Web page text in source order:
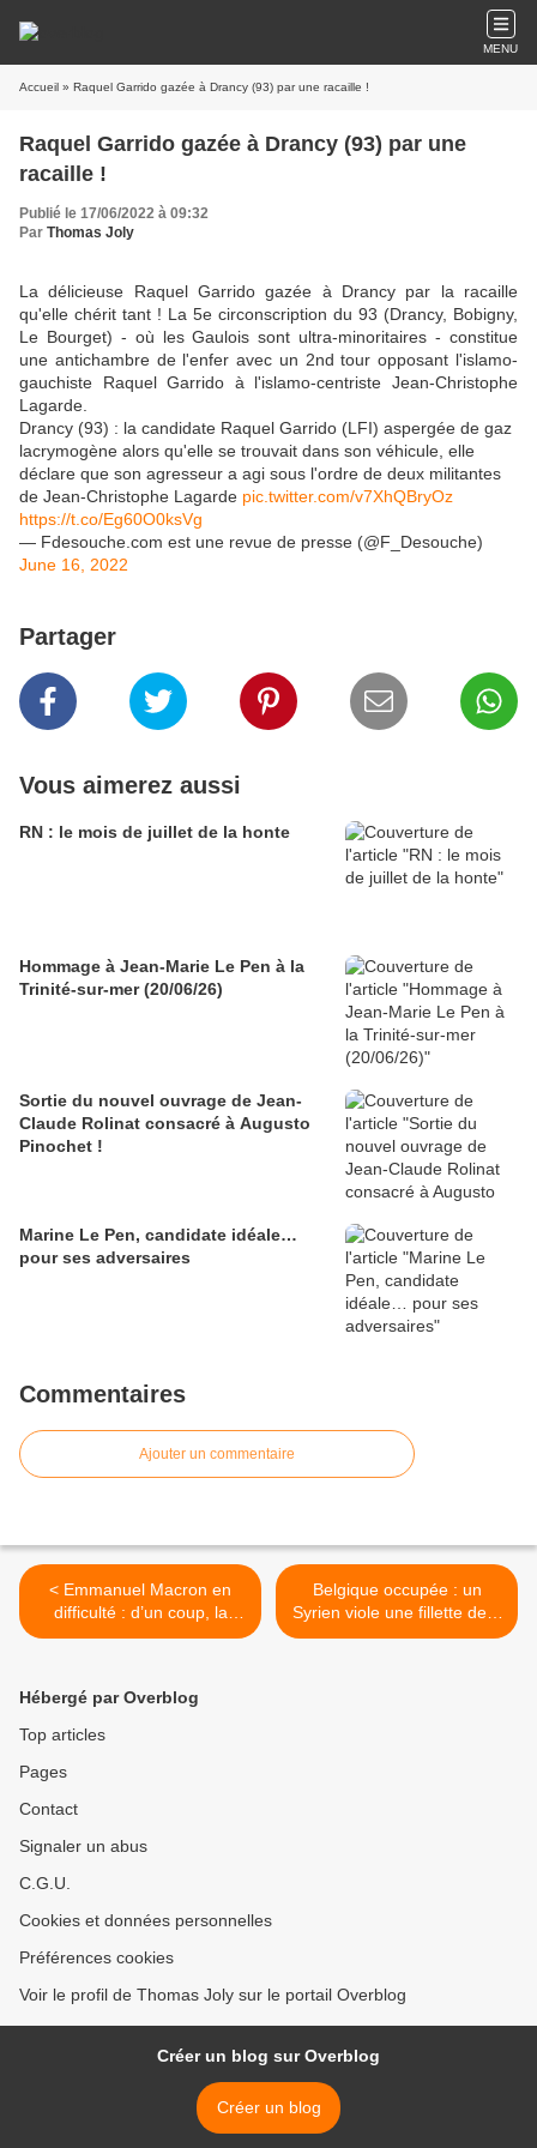
MENU
Accueil » Raquel Garrido gazée à Drancy (93) par une racaille !
Raquel Garrido gazée à Drancy (93) par une
racaille !
Publié le 17/06/2022 à 09:32
Par Thomas Joly
La délicieuse Raquel Garrido gazée à Drancy par la racaille
qu'elle chérit tant ! La 5e circonscription du 93 (Drancy, Bobigny,
Le Bourget) - où les Gaulois sont ultra-minoritaires - constitue
une antichambre de l'enfer avec un 2nd tour opposant l'islamo-
gauchiste Raquel Garrido à l'islamo-centriste Jean-Christophe
Lagarde.
Drancy (93) : la candidate Raquel Garrido (LFI) aspergée de gaz
lacrymogène alors qu'elle se trouvait dans son véhicule, elle
déclare que son agresseur a agi sous l'ordre de deux militantes
de Jean-Christophe Lagarde pic.twitter.com/v7XhQBryOz
https://t.co/Eg60O0ksVg
— Fdesouche.com est une revue de presse (@F_Desouche)
June 16, 2022
Partager
Vous aimerez aussi
RN : le mois de juillet de la honte
Hommage à Jean-Marie Le Pen à la
Trinité-sur-mer (20/06/26)
Sortie du nouvel ouvrage de Jean-
Claude Rolinat consacré à Augusto
Pinochet !
Marine Le Pen, candidate idéale…
pour ses adversaires
Commentaires
Ajouter un commentaire
< Emmanuel Macron en
difficulté : d’un coup, la
République est en danger !
Belgique occupée : un
Syrien viole une fillette de 8
ans et la met enceinte >
Hébergé par Overblog
Top articles
Pages
Contact
Signaler un abus
C.G.U.
Cookies et données personnelles
Préférences cookies
Voir le profil de Thomas Joly sur le portail Overblog
Créer un blog sur Overblog
Créer un blog